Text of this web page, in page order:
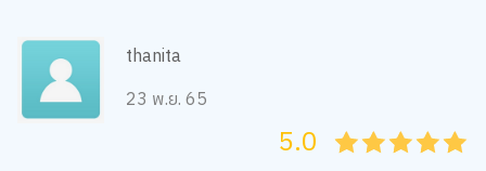
thanita
23 พ.ย. 65
45
4
35
3
25
2
15
1
05
5.0